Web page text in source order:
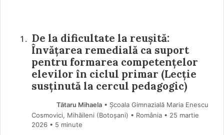
De la dificultate la reușită:
Învățarea remedială ca suport
pentru formarea competențelor
elevilor în ciclul primar (Lecție
susținută la cercul pedagogic)
Tătaru Mihaela• Școala Gimnazială Maria Enescu
Cosmovici, Mihăileni (Botoşani) • România
25 martie
2026 • 5 minute